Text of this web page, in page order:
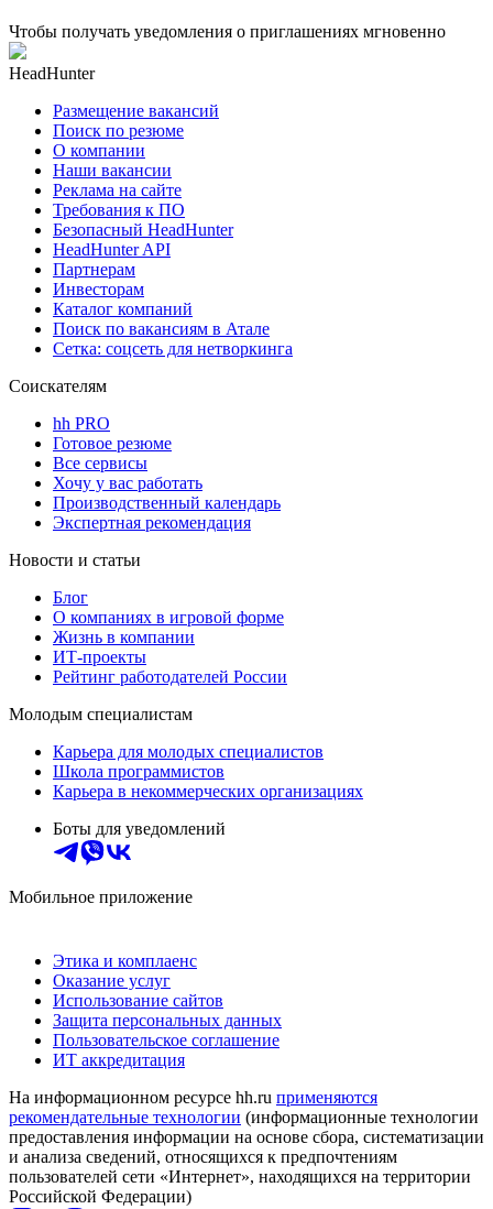
Чтобы получать уведомления о приглашениях мгновенно
HeadHunter
Размещение вакансий
Поиск по резюме
О компании
Наши вакансии
Реклама на сайте
Требования к ПО
Безопасный HeadHunter
HeadHunter API
Партнерам
Инвесторам
Каталог компаний
Поиск по вакансиям в Атале
Сетка: соцсеть для нетворкинга
Соискателям
hh PRO
Готовое резюме
Все сервисы
Хочу у вас работать
Производственный календарь
Экспертная рекомендация
Новости и статьи
Блог
О компаниях в игровой форме
Жизнь в компании
ИТ-проекты
Рейтинг работодателей России
Молодым специалистам
Карьера для молодых специалистов
Школа программистов
Карьера в некоммерческих организациях
Боты для уведомлений
Мобильное приложение
Этика и комплаенс
Оказание услуг
Использование сайтов
Защита персональных данных
Пользовательское соглашение
ИТ аккредитация
На информационном ресурсе hh.ru применяются
рекомендательные технологии (информационные технологии
предоставления информации на основе сбора, систематизации
и анализа сведений, относящихся к предпочтениям
пользователей сети «Интернет», находящихся на территории
Российской Федерации)